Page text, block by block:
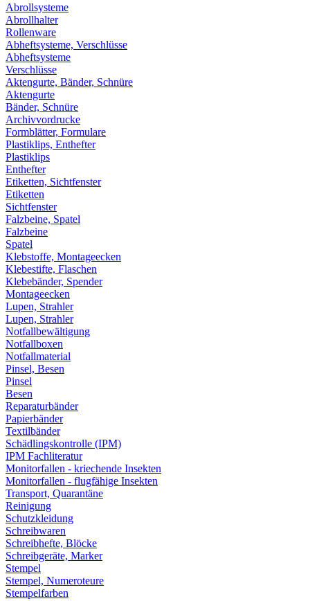
Abrollsysteme
Abrollhalter
Rollenware
Abheftsysteme, Verschlüsse
Abheftsysteme
Verschlüsse
Aktengurte, Bänder, Schnüre
Aktengurte
Bänder, Schnüre
Archivvordrucke
Formblätter, Formulare
Plastiklips, Enthefter
Plastiklips
Enthefter
Etiketten, Sichtfenster
Etiketten
Sichtfenster
Falzbeine, Spatel
Falzbeine
Spatel
Klebstoffe, Montageecken
Klebestifte, Flaschen
Klebebänder, Spender
Montageecken
Lupen, Strahler
Lupen, Strahler
Notfallbewältigung
Notfallboxen
Notfallmaterial
Pinsel, Besen
Pinsel
Besen
Reparaturbänder
Papierbänder
Textilbänder
Schädlingskontrolle (IPM)
IPM Fachliteratur
Monitorfallen - kriechende Insekten
Monitorfallen - flugfähige Insekten
Transport, Quarantäne
Reinigung
Schutzkleidung
Schreibwaren
Schreibhefte, Blöcke
Schreibgeräte, Marker
Stempel
Stempel, Numeroteure
Stempelfarben